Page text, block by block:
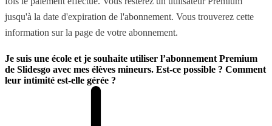
jusqu'à la date d'expiration de l'abonnement. Vous trouverez cette
information sur la page de votre abonnement.
Je suis une école et je souhaite utiliser l’abonnement Premium
de Slidesgo avec mes élèves mineurs. Est-ce possible ? Comment
leur intimité est-elle gérée ?